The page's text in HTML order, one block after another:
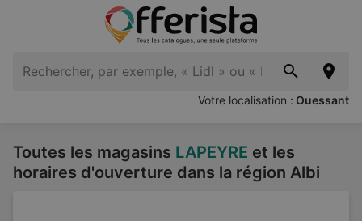
Votre localisation : Ouessant
Toutes les magasins LAPEYRE et les
horaires d'ouverture dans la région Albi